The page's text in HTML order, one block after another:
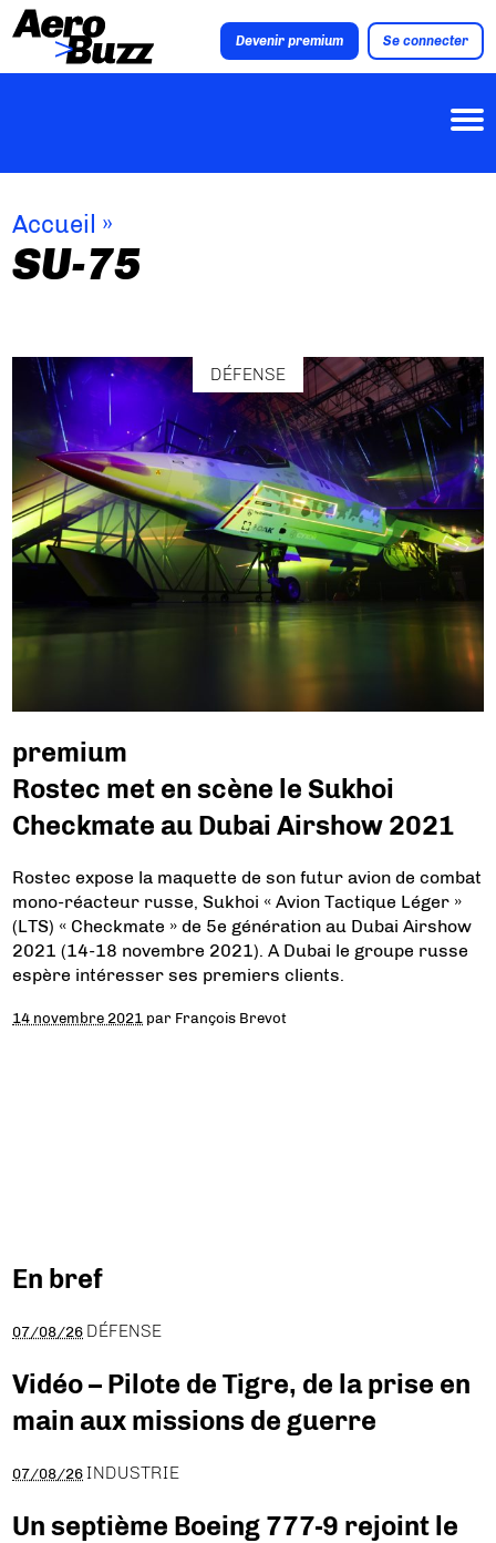
Devenir premium Se connecter
Accueil »
SU-75
DÉFENSE
premium
Rostec met en scène le Sukhoi
Checkmate au Dubai Airshow 2021
Rostec expose la maquette de son futur avion de combat
mono-réacteur russe, Sukhoi « Avion Tactique Léger »
(LTS) « Checkmate » de 5e génération au Dubai Airshow
2021 (14-18 novembre 2021). A Dubai le groupe russe
espère intéresser ses premiers clients.
14 novembre 2021 par François Brevot
En bref
07/08/26 DÉFENSE
Vidéo – Pilote de Tigre, de la prise en
main aux missions de guerre
07/08/26 INDUSTRIE
Un septième Boeing 777-9 rejoint le